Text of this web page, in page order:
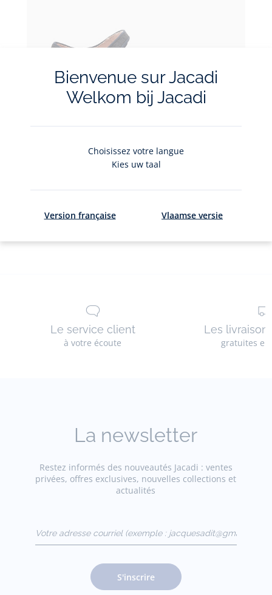
fille
Le service client
à votre écoute
Les
gratuites
La newsletter
Restez informés des nouveautés Jacadi : ventes
privées, offres exclusives, nouvelles collections et
actualités
(exemple :
jacquesadit@gmail.com)
S'inscrire
Bienvenue sur Jacadi
Welkom bij Jacadi
Choisissez votre langue
Kies uw taal
Version française Vlaamse versie